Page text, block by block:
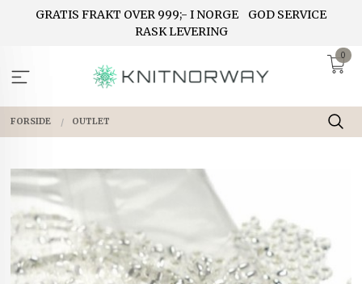
GRATIS FRAKT OVER 999;- I NORGE
GOD SERVICE
RASK LEVERING
0
FORSIDE OUTLET